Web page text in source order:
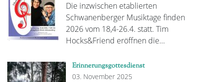
Die inzwischen etablierten
Schwanenberger Musiktage finden
2026 vom 18,4-26.4. statt. Tim
Hocks&Friend eröffnen die…
Erinnerungsgottesdienst
03. November 2025